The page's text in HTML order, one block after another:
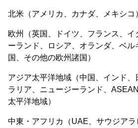
北米（アメリカ、カナダ、メキシコ
欧州（英国、ドイツ、フランス、
ーランド、ロシア、オランダ、ベ
国、その他の欧州諸国）
アジア太平洋地域（中国、インド、
ラリア、ニュージーランド、
太平洋地域）
中東・アフリカ（UAE、サウジアラ